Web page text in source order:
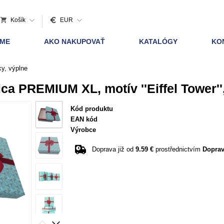
Košík EUR
AKO NAKUPOVAŤ KATALÓGY
výplne
PREMIUM XL, motív ''Eiffel
Kód produktu
EAN kód
Výrobce
Doprava již od9.59 € prostřednictvím